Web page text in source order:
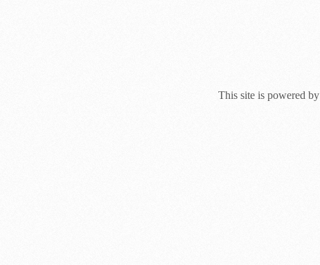
This site is powered by